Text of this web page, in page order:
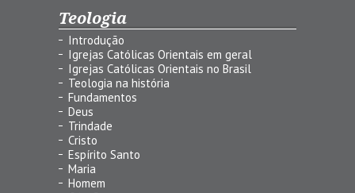
Teologia
Introdução
Igrejas Católicas Orientais em geral
Igrejas Católicas Orientais no Brasil
Teologia na história
Fundamentos
Deus
Trindade
Cristo
Espírito Santo
Maria
Homem